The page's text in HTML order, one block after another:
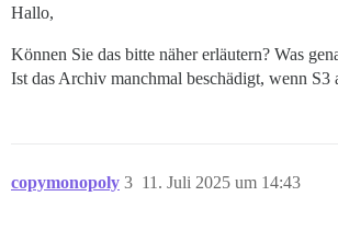
Hallo,
Können Sie das bitte näher erläutern? Was
Ist das Archiv manchmal beschädigt, wenn S3
copymonopoly 11. Juli 2025 um 14:43
3